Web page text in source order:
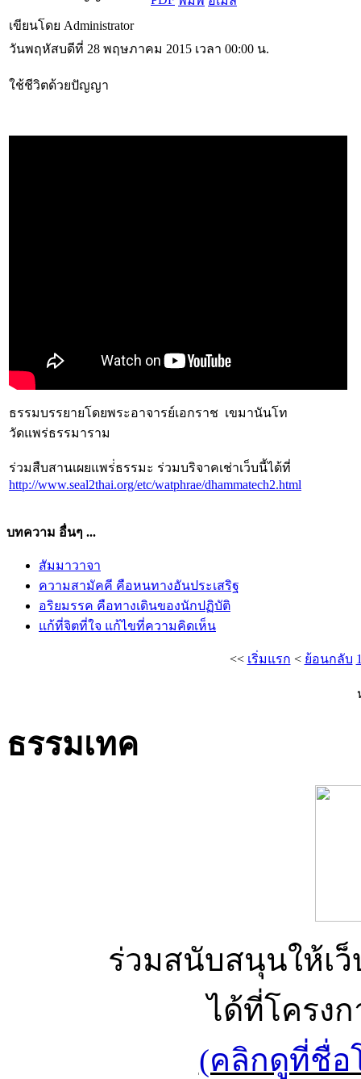
เขียนโดย Administrator
วันพฤหัสบดีที่ 28 พฤษภาคม 2015 เวลา 00:00 น.
ใช้ชีวิตด้วยปัญญา
ธรรมบรรยายโดยพระอาจารย์เอกราช เขมานันโท
วัดแพร่ธรรมาราม
ร่วมสืบสานเผยแพร่่ธรรมะ ร่วมบริจาคเช่าเว็บนี้ได้ที่
http://www.seal2thai.org/etc/watphrae/dhammatech2.html
บทความ อื่นๆ ...
สัมมาวาจา
ความสามัคคี คือหนทางอันประเสริฐ
อริยมรรค คือทางเดินของนักปฏิบัติ
แก้ที่จิตที่ใจ แก้ไขที่ความคิดเห็น
<< เริ่มแรก < ย้อนกลับ
ธรรมเทค
ร่วมสนับสนุนให้เ
ได้ที่โครง
(คลิกดูที่ชื่อ